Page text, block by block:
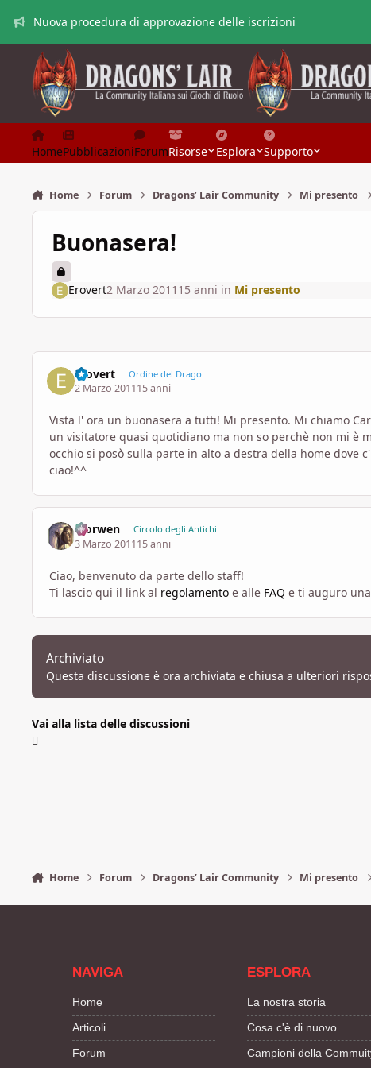
Nuova procedura di approvazione delle iscrizioni
HomePubblicazioniForumRisorse Esplora Supporto
Home Forum Dragons’ Lair Community Mi presento
Buonasera!
Erovert2 Marzo 2011 15 anni in Mi presento
Erovert Ordine del Drago
2 Marzo 201115 anni
Vista l' ora un buonasera a tutti! Mi presento. Mi chiamo
un visitatore quasi quotidiano ma non so perchè non mi è
occhio si posò sulla parte in alto a destra della home dove
ciao!^^
Morwen Circolo degli Antichi
3 Marzo 201115 anni
Ciao, benvenuto da parte dello staff!
Ti lascio qui il link al regolamento e alle FAQ e ti auguro
Archiviato
Questa discussione è ora archiviata e chiusa a ulteriori
Vai alla lista delle discussioni
Home Forum Dragons’ Lair Community Mi presento
NAVIGA
Home
Articoli
Forum
ESPLORA
La nostra storia
Cosa c'è di nuovo
Campioni della